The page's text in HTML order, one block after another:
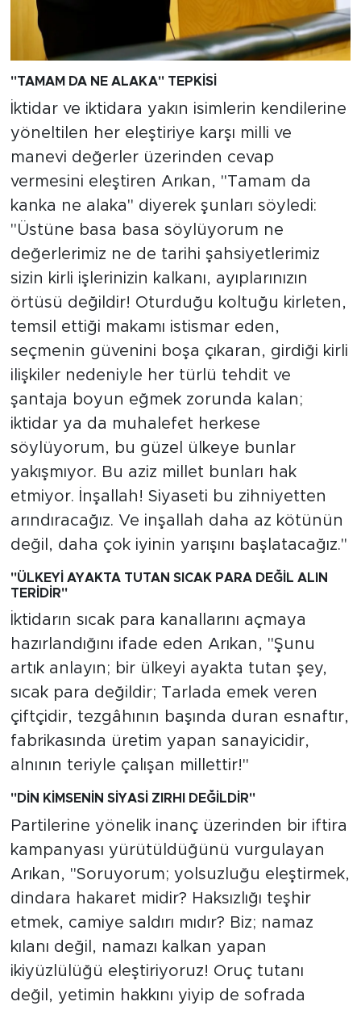
"TAMAM DA NE ALAKA" TEPKİSİ
İktidar ve iktidara yakın isimlerin kendilerine
yöneltilen her eleştiriye karşı milli ve
manevi değerler üzerinden cevap
vermesini eleştiren Arıkan, "Tamam da
kanka ne alaka" diyerek şunları söyledi:
"Üstüne basa basa söylüyorum ne
değerlerimiz ne de tarihi şahsiyetlerimiz
sizin kirli işlerinizin kalkanı, ayıplarınızın
örtüsü değildir! Oturduğu koltuğu kirleten,
temsil ettiği makamı istismar eden,
seçmenin güvenini boşa çıkaran, girdiği kirli
ilişkiler nedeniyle her türlü tehdit ve
şantaja boyun eğmek zorunda kalan;
iktidar ya da muhalefet herkese
söylüyorum, bu güzel ülkeye bunlar
yakışmıyor. Bu aziz millet bunları hak
etmiyor. İnşallah! Siyaseti bu zihniyetten
arındıracağız. Ve inşallah daha az kötünün
değil, daha çok iyinin yarışını başlatacağız."
"Ü LKEYİ AYAKTA TUTAN SICAK PARA DEĞİL ALIN
TERİDİR"
İktidarın sıcak para kanallarını açmaya
hazırlandığını ifade eden Arıkan, "Şunu
artık anlayın; bir ülkeyi ayakta tutan şey,
sıcak para değildir; Tarlada emek veren
çiftçidir, tezgâhının başında duran esnaftır,
fabrikasında üretim yapan sanayicidir,
alnının teriyle çalışan millettir!"
"DİN KİMSENİN SİYASİ ZIRHI DEĞİLDİR"
Partilerine yönelik inanç üzerinden bir iftira
kampanyası yürütüldüğünü vurgulayan
Arıkan, "Soruyorum; yolsuzluğu eleştirmek,
dindara hakaret midir? Haksızlığı teşhir
etmek, camiye saldırı mıdır? Biz; namaz
kılanı değil, namazı kalkan yapan
ikiyüzlülüğü eleştiriyoruz! Oruç tutanı
değil, yetimin hakkını yiyip de sofrada